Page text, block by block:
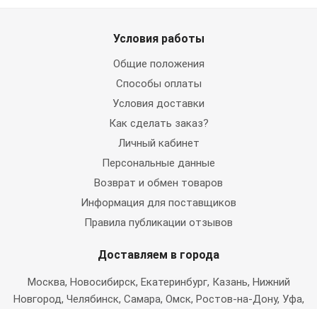
Условия работы
Общие положения
Способы оплаты
Условия доставки
Как сделать заказ?
Личный кабинет
Персональные данные
Возврат и обмен товаров
Информация для поставщиков
Правила публикации отзывов
Доставляем в города
Москва, Новосибирск, Екатеринбург, Казань, Нижний
Новгород, Челябинск, Самара, Омск, Ростов-на-Дону, Уфа,